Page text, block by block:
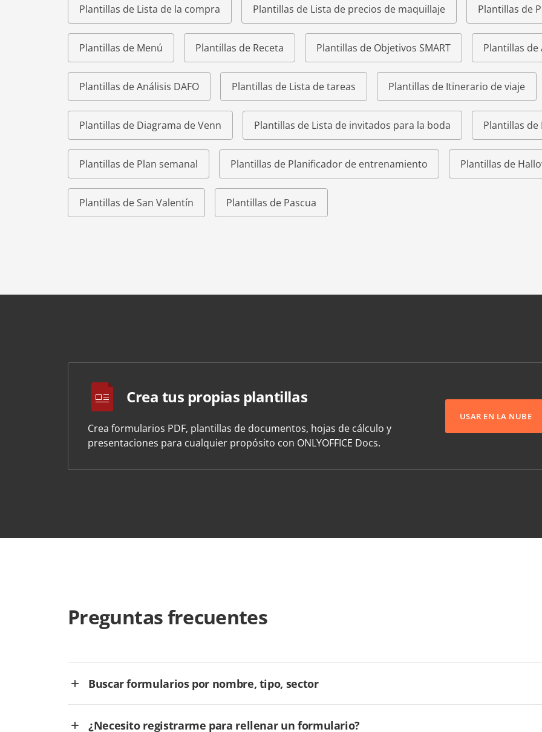
Plantillas de Lista de la compra Plantillas de Lista de precios de maquillaje Plantillas de
Plantillas de Menú Plantillas de Receta Plantillas de Objetivos SMART Plantillas
Plantillas de Análisis DAFO Plantillas de Lista de tareas Plantillas de Itinerario de viaje
Plantillas de Diagrama de Venn Plantillas de Lista de invitados para la boda Plantillas de
Plantillas de Plan semanal Plantillas de Planificador de entrenamiento Plantillas de
Plantillas de San Valentín Plantillas de Pascua
Crea tus propias plantillas
Crea formularios PDF, plantillas de documentos, hojas de cálculo y
presentaciones para cualquier propósito con ONLYOFFICE Docs.
USAR EN LA NUBE
Preguntas frecuentes
Buscar formularios por nombre, tipo, sector
¿Necesito registrarme para rellenar un formulario?